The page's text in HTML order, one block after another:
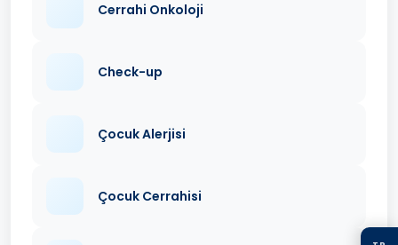
Cerrahi Onkoloji
Check-up
Çocuk Alerjisi
Çocuk Cerrahisi